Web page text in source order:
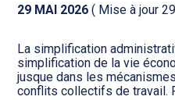
Gestion de patrimoine
Facturation et pilotage :
Analyse et tableau de
WAIBI
29 MAI 2026 ( Mise à jour
La simplification
simplification de la vie
jusque dans les
conflits collectifs de travail.